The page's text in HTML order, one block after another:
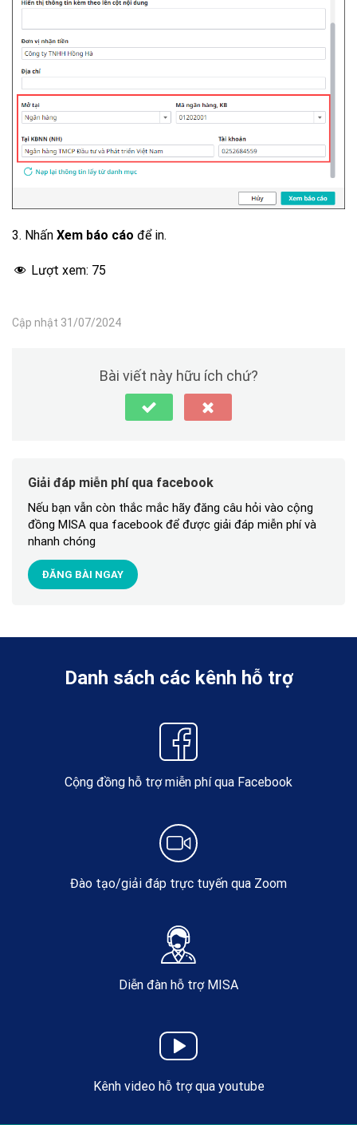
3. Nhấn Xem báo cáo để in.
Lượt xem: 75
Cập nhật 31/07/2024
Bài viết này hữu ích chứ?
Giải đáp miễn phí qua facebook
Nếu bạn vẫn còn thắc mắc hãy đăng câu hỏi vào cộng
đồng MISA qua facebook để được giải đáp miễn phí và
nhanh chóng
ĐĂNG BÀI NGAY
Danh sách các kênh hỗ trợ
Cộng đồng hỗ trợ miễn phí qua Facebook
Đào tạo/giải đáp trực tuyến qua Zoom
Diễn đàn hỗ trợ MISA
Kênh video hỗ trợ qua youtube